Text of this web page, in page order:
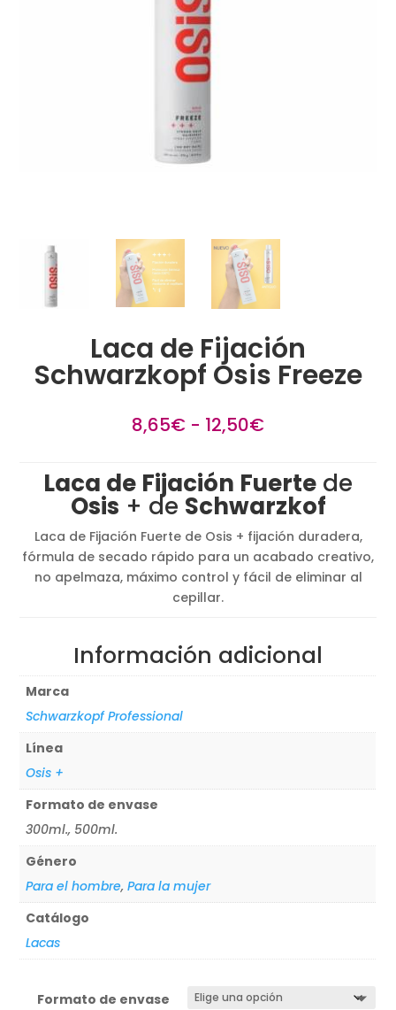
Laca de Fijación
Schwarzkopf Osis Freeze
8,65€ - 12,50€Rango
desde
8,65€
hasta
12,50€
Laca de Fijación Fuerte de
Osis + de Schwarzkof
Laca de Fijación Fuerte de Osis + fijación duradera,
fórmula de secado rápido para un acabado creativo,
no apelmaza, máximo control y fácil de eliminar al
cepillar.
Información adicional
Marca
Schwarzkopf Professional
Línea
Osis +
Formato de envase
300ml., 500ml.
Género
Para el hombre,Para la mujer
Catálogo
Lacas
Formato de envase